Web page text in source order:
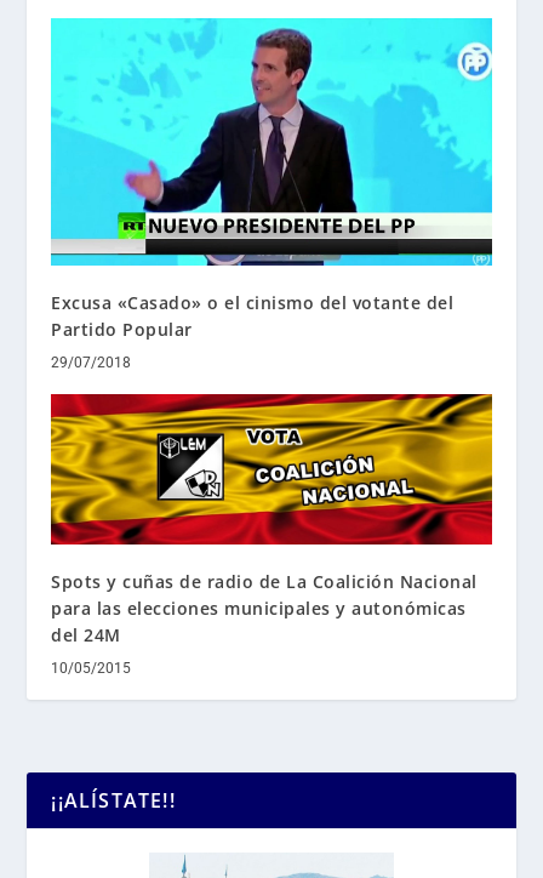
Excusa «Casado» o el cinismo del votante del
Partido Popular
29/07/2018
Spots y cuñas de radio de La Coalición Nacional
para las elecciones municipales y autonómicas
del 24M
10/05/2015
¡¡ALÍSTATE!!